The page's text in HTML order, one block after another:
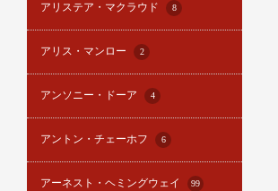
アリステア・マクラウド 8
アリス・マンロー 2
アンソニー・ドーア 4
アントン・チェーホフ 6
アーネスト・ヘミングウェイ 99